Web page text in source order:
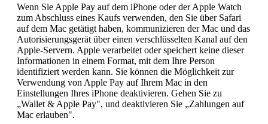
Wenn Sie Apple Pay auf dem iPhone oder der Apple Watch
zum Abschluss eines Kaufs verwenden, den Sie über Safari
auf dem Mac getätigt haben, kommunizieren der Mac und das
Autorisierungsgerät über einen verschlüsselten Kanal auf den
Apple-Servern. Apple verarbeitet oder speichert keine dieser
Informationen in einem Format, mit dem Ihre Person
identifiziert werden kann. Sie können die Möglichkeit zur
Verwendung von Apple Pay auf Ihrem Mac in den
Einstellungen Ihres iPhone deaktivieren. Gehen Sie zu
„Wallet & Apple Pay", und deaktivieren Sie „Zahlungen auf
Mac erlauben".